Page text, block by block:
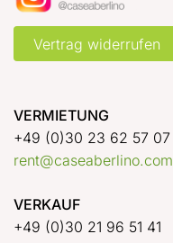
Vertrag widerrufen
VERMIETUNG
+49 (0)30 23 62 57 07
rent@caseaberlino.com
VERKAUF
+49 (0)30 21 96 51 41